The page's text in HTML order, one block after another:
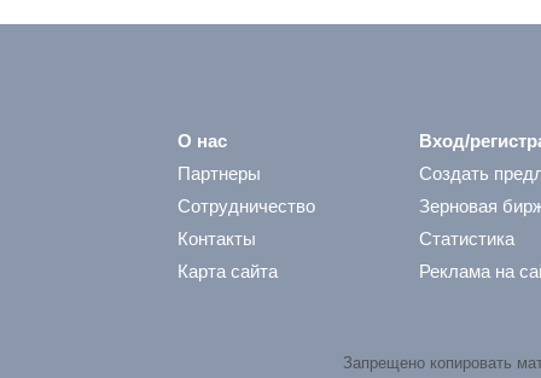
О нас
Партнеры
Сотрудничество
Контакты
Карта сайта
Вход/
Создать
Зерновая
Статистика
Реклама на
Запрещено копировать